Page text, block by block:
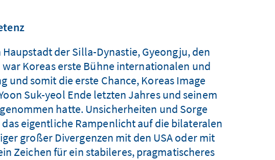
der Silla-Dynastie, Gyeongju, den
war Koreas erste Bühne internationalen und
somit die erste Chance, Koreas Image
Suk-yeol Ende letzten Jahres und seinem
hatte. Unsicherheiten und Sorge
eigentliche Rampenlicht auf die bilateralen
großer Divergenzen mit den USA oder mit
Zeichen für ein stabileres, pragmatischeres